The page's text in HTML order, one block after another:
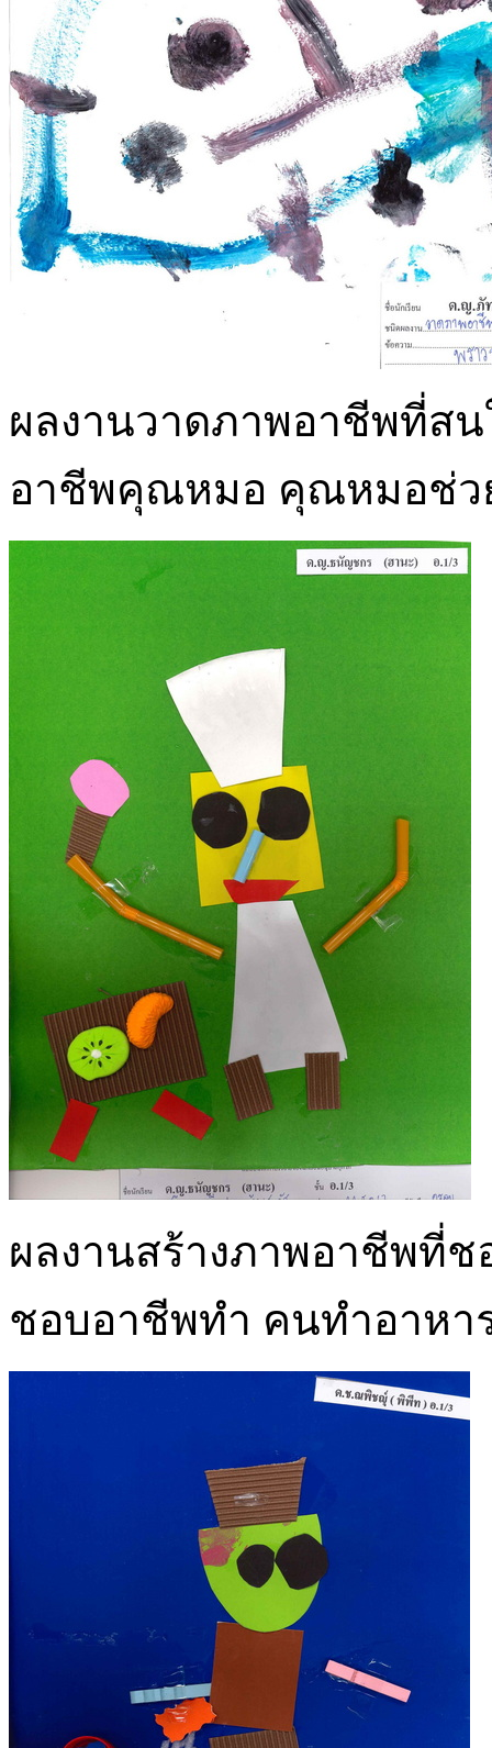
ผลงานวาดภาพอาชีพที่ส
อาชีพคุณหมอ คุณหมอช่ว
ผลงานสร้างภาพอาชีพที่ช
ชอบอาชีพทำ คนทำอาหา